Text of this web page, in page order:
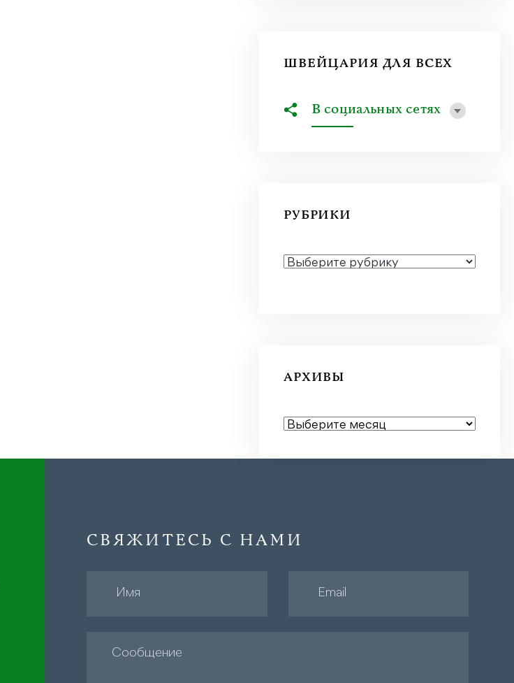
ШВЕЙЦАРИЯ ДЛЯ ВСЕХ
В социальных сетях
РУБРИКИ
РУБРИКИ
АРХИВЫ
АРХИВЫ
СВЯЖИТЕСЬ С НАМИ